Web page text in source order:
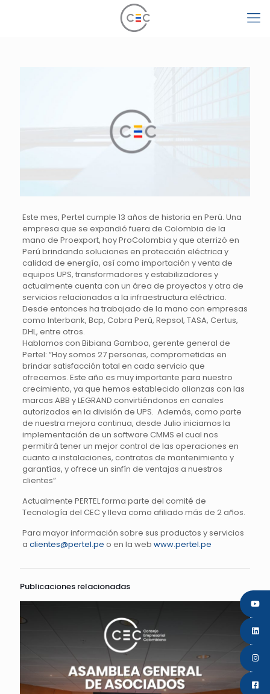
Este mes, Pertel cumple 13 años de historia en Perú. Una
empresa que se expandió fuera de Colombia de la
mano de Proexport, hoy ProColombia y que aterrizó en
Perú brindando soluciones en protección eléctrica y
calidad de energía, así como importación y venta de
equipos UPS, transformadores y estabilizadores y
actualmente cuenta con un área de proyectos y otra de
servicios relacionados a la infraestructura eléctrica.
Desde entonces ha trabajado de la mano con empresas
como Interbank, Bcp, Cobra Perú, Repsol, TASA, Certus,
DHL, entre otros.
Hablamos con Bibiana Gamboa, gerente general de
Pertel: “Hoy somos 27 personas, comprometidas en
brindar satisfacción total en cada servicio que
ofrecemos. Este año es muy importante para nuestro
crecimiento, ya que hemos establecido alianzas con las
marcas ABB y LEGRAND convirtiéndonos en canales
autorizados en la división de UPS. Además, como parte
de nuestra mejora continua, desde Julio iniciamos la
implementación de un software CMMS el cual nos
permitirá tener un mejor control de las operaciones en
cuanto a instalaciones, contratos de mantenimiento y
garantías, y ofrece un sinfín de ventajas a nuestros
clientes”
Actualmente PERTEL forma parte del comité de
Tecnología del CEC y lleva como afiliado más de 2 años.
Para mayor información sobre sus productos y servicios
a clientes@pertel.pe o en la web www.pertel.pe
Publicaciones relacionadas